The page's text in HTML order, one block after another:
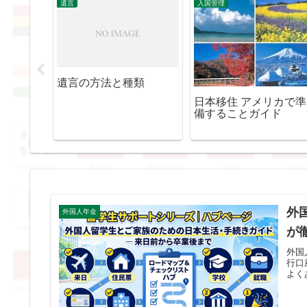
遺言
遺言の方法と種類
入国管理
日本移住 アメリカで準
備することガイド
外国人年金
外
が
外国
行口
よ